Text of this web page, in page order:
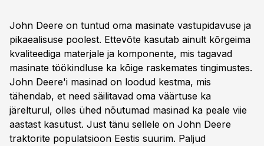
John Deere on tuntud oma masinate vastupidavuse ja
pikaealisuse poolest. Ettevõte kasutab ainult kõrgeima
kvaliteediga materjale ja komponente, mis tagavad
masinate töökindluse ka kõige raskemates tingimustes.
John Deere'i masinad on loodud kestma, mis
tähendab, et need säilitavad oma väärtuse ka
järelturul, olles ühed nõutumad masinad ka peale viie
aastast kasutust. Just tänu sellele on John Deere
traktorite populatsioon Eestis suurim. Paljud